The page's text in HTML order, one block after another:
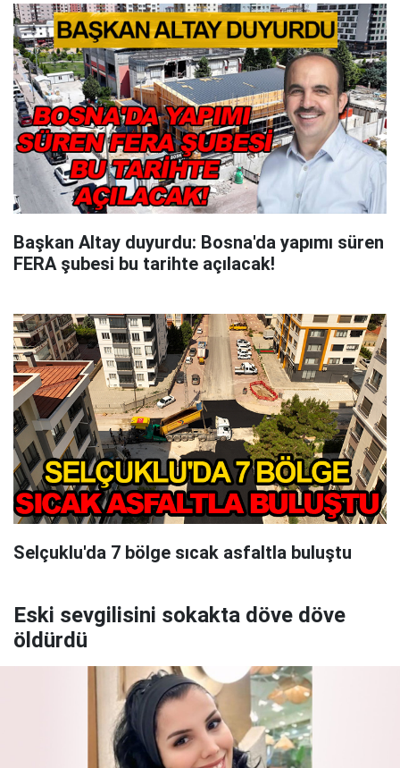
Başkan Altay duyurdu: Bosna'da yapımı süren
FERA şubesi bu tarihte açılacak!
Selçuklu'da 7 bölge sıcak asfaltla buluştu
Eski sevgilisini sokakta döve döve
öldürdü